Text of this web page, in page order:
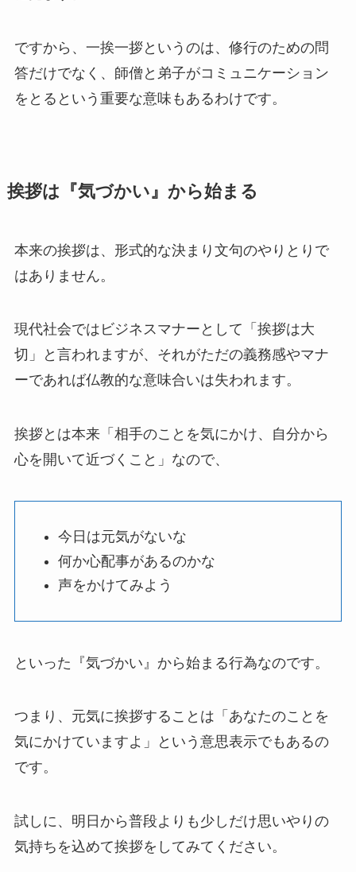
ですから、一挨一拶というのは、修行のための問
答だけでなく、師僧と弟子がコミュニケーション
をとるという重要な意味もあるわけです。
挨拶は『気づかい』から始まる
本来の挨拶は、形式的な決まり文句のやりとりで
はありません。
現代社会ではビジネスマナーとして「挨拶は大
切」と言われますが、それがただの義務感やマナ
ーであれば仏教的な意味合いは失われます。
挨拶とは本来「相手のことを気にかけ、自分から
心を開いて近づくこと」なので、
今日は元気がないな
何か心配事があるのかな
声をかけてみよう
といった『気づかい』から始まる行為なのです。
つまり、元気に挨拶することは「あなたのことを
気にかけていますよ」という意思表示でもあるの
です。
試しに、明日から普段よりも少しだけ思いやりの
気持ちを込めて挨拶をしてみてください。